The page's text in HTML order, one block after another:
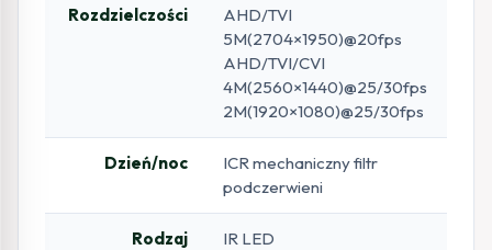
Rozdzielczości
AHD/TVI
5M(2704×1950)@20fps
AHD/TVI/CVI
4M(2560×1440)@25/30fps
2M(1920×1080)@25/30fps
Dzień/noc
ICR mechaniczny filtr
podczerwieni
Rodzaj
IR LED